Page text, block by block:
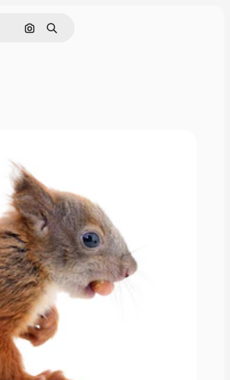
Поиск по изображению
Поиск